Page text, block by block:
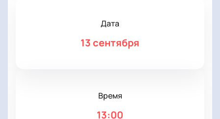
Дата
13 сентября
Время
13:00